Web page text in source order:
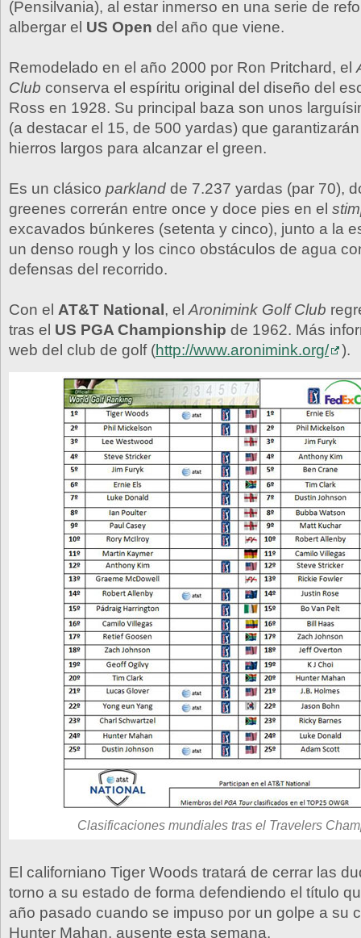
(Pensilvania), al estar inmerso en una serie de
albergar el US Open del año que viene.
Remodelado en el año 2000 por Ron Pritchard, el
Club conserva el espíritu original del diseño del
Ross en 1928. Su principal baza son unos
(a destacar el 15, de 500 yardas) que
hierros largos para alcanzar el green.
Es un clásico parkland de 7.237 yardas (par 70),
greenes correrán entre once y doce pies en el
excavados búnkeres (setenta y cinco), junto a la
un denso rough y los cinco obstáculos de agua
defensas del recorrido.
Con el AT&T National , el Aronimink Golf Club
tras el US PGA Championship de 1962. Más
web del club de golf (http://www.aronimink.org/ ).
Clasificaciones mundiales tras el Travelers
El californiano Tiger Woods tratará de cerrar las
torno a su estado de forma defendiendo el título
año pasado cuando se impuso por un golpe a su
Hunter Mahan, ausente esta semana.